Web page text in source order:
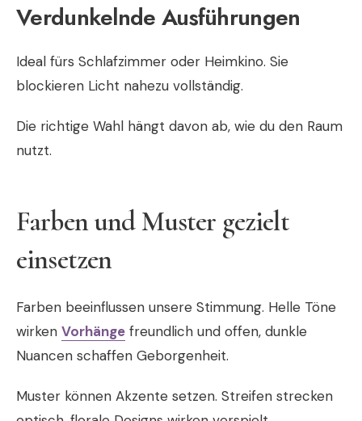
Verdunkelnde Ausführungen
Ideal fürs Schlafzimmer oder Heimkino. Sie
blockieren Licht nahezu vollständig.
Die richtige Wahl hängt davon ab, wie du den Raum
nutzt.
Farben und Muster gezielt
einsetzen
Farben beeinflussen unsere Stimmung. Helle Töne
wirken Vorhänge freundlich und offen, dunkle
Nuancen schaffen Geborgenheit.
Muster können Akzente setzen. Streifen strecken